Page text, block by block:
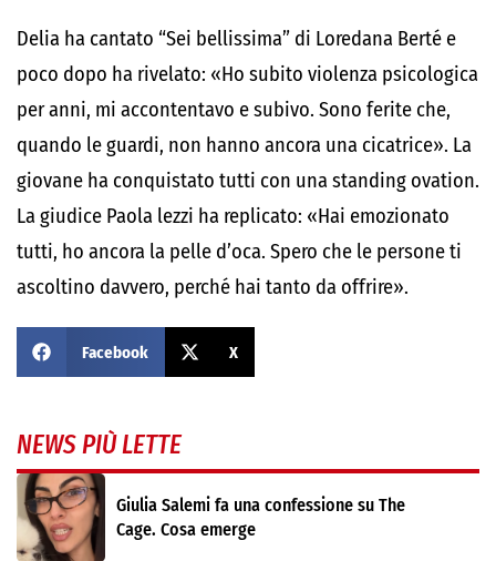
Delia ha cantato “Sei bellissima” di Loredana Berté e
poco dopo ha rivelato: «Ho subito violenza psicologica
per anni, mi accontentavo e subivo. Sono ferite che,
quando le guardi, non hanno ancora una cicatrice». La
giovane ha conquistato tutti con una standing ovation.
La giudice Paola lezzi ha replicato: «Hai emozionato
tutti, ho ancora la pelle d’oca. Spero che le persone ti
ascoltino davvero, perché hai tanto da offrire».
Facebook X
NEWS PIÙ LETTE
Giulia Salemi fa una confessione su The
Cage. Cosa emerge